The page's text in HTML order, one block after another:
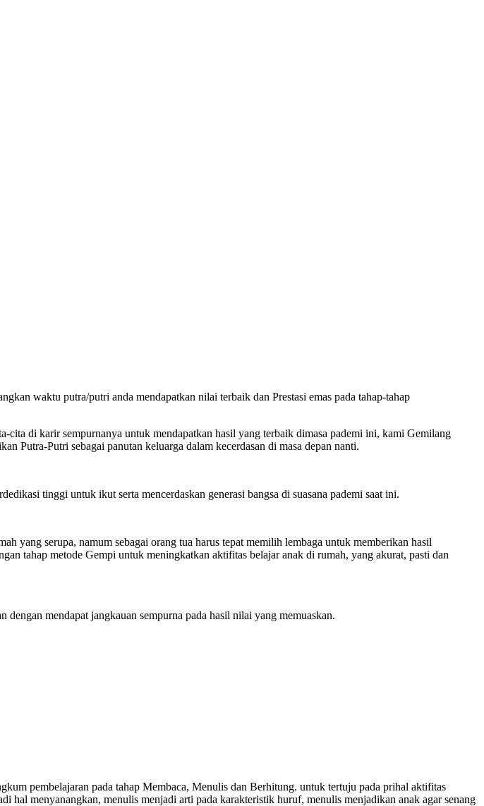
waktu putra/putri anda mendapatkan nilai terbaik dan Prestasi emas pada tahap-tahap
di karir sempurnanya untuk mendapatkan hasil yang terbaik dimasa pademi ini, kami Gemilang
Putra-Putri sebagai panutan keluarga dalam kecerdasan di masa depan nanti.
tinggi untuk ikut serta mencerdaskan generasi bangsa di suasana pademi saat ini.
yang serupa, namum sebagai orang tua harus tepat memilih lembaga untuk memberikan hasil
tahap metode Gempi untuk meningkatkan aktifitas belajar anak di rumah, yang akurat, pasti dan
mendapat jangkauan sempurna pada hasil nilai yang memuaskan.
pembelajaran pada tahap Membaca, Menulis dan Berhitung. untuk tertuju pada prihal aktifitas
hal menyanangkan, menulis menjadi arti pada karakteristik huruf, menulis menjadikan anak agar senang